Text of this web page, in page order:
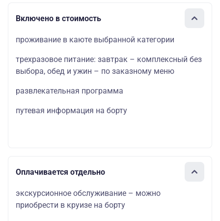
Включено в стоимость
проживание в каюте выбранной категории
трехразовое питание: завтрак – комплексный без
выбора, обед и ужин – по заказному меню
развлекательная программа
путевая информация на борту
Оплачивается отдельно
экскурсионное обслуживание – можно
приобрести в круизе на борту